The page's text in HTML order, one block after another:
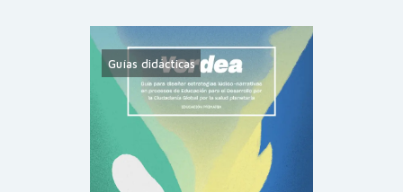
Guías didácticas